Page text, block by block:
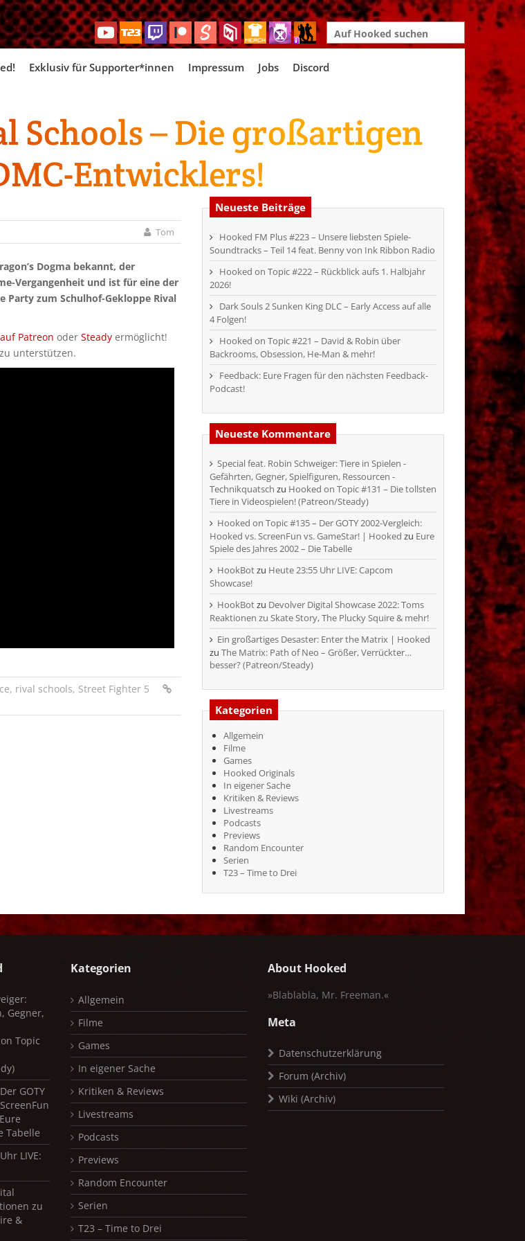
Search
for:
Exklusiv für Supporter*innen Impressum Jobs Discord
Schools – Die großartigen
Entwicklers!
Tom
Dogma bekannt, der
Vergangenheit und ist für eine der
Party zum Schulhof-Gekloppe Rival
auf Patreon oder Steady ermöglicht!
unterstützen.
, rival schools, Street Fighter 5
Neueste Beiträge
Hooked FM Plus #223 – Unsere liebsten Spiele-
Soundtracks – Teil 14 feat. Benny von Ink Ribbon Radio
Hooked on Topic #222 – Rückblick aufs 1. Halbjahr
2026!
Dark Souls 2 Sunken King DLC – Early Access auf alle
4 Folgen!
Hooked on Topic #221 – David & Robin über
Backrooms, Obsession, He-Man & mehr!
Feedback: Eure Fragen für den nächsten Feedback-
Podcast!
Neueste Kommentare
Special feat. Robin Schweiger: Tiere in Spielen -
Gefährten, Gegner, Spielfiguren, Ressourcen -
Technikquatsch zu Hooked on Topic #131 – Die tollsten
Tiere in Videospielen! (Patreon/Steady)
Hooked on Topic #135 – Der GOTY 2002-Vergleich:
Hooked vs. ScreenFun vs. GameStar! | Hooked zu Eure
Spiele des Jahres 2002 – Die Tabelle
HookBotzu Heute 23:55 Uhr LIVE: Capcom
Showcase!
HookBotzu Devolver Digital Showcase 2022: Toms
Reaktionen zu Skate Story, The Plucky Squire & mehr!
Ein großartiges Desaster: Enter the Matrix | Hooked
zu The Matrix: Path of Neo – Größer, Verrückter…
besser? (Patreon/Steady)
Kategorien
Allgemein
Filme
Games
Hooked Originals
In eigener Sache
Kritiken & Reviews
Livestreams
Podcasts
Previews
Random Encounter
Serien
T23 – Time to Drei
Gegner,
Topic
GOTY
Eure
Tabelle
LIVE:
zu
&
Kategorien
Allgemein
Filme
Games
In eigener Sache
Kritiken & Reviews
Livestreams
Podcasts
Previews
Random Encounter
Serien
T23 – Time to Drei
About Hooked
»Blablabla, Mr. Freeman.«
Meta
Datenschutzerklärung
Forum (Archiv)
Wiki (Archiv)